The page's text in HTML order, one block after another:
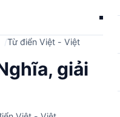
Từ điển Việt - Việt
giải